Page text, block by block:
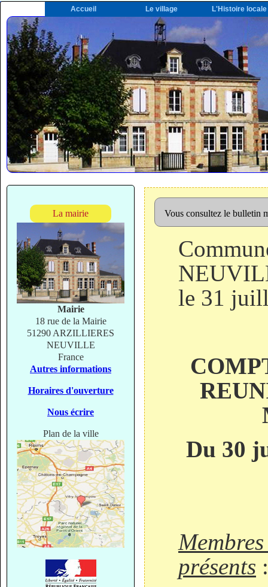
Accueil Le village L'Histoire locale
La mairie
Mairie
18 rue de la Mairie
51290 ARZILLIERES
NEUVILLE
France
Autres informations
Horaires d'ouverture
Nous écrire
Plan de la ville
Vous consultez le bulletin
le 31
Du 30
présents :